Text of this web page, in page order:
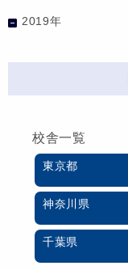
2019年
校舎一覧
東京都
神奈川県
千葉県